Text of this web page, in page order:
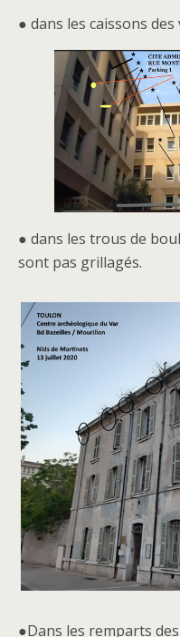
● dans les caissons
● dans les trous de
sont pas grillagés.
●Dans les remparts